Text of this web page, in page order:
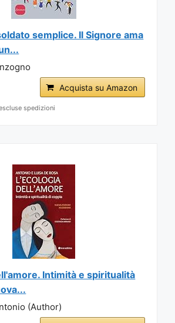
semplice. Il Signore ama
Acquista su Amazon
spedizioni
Intimità e spiritualità
(Author)